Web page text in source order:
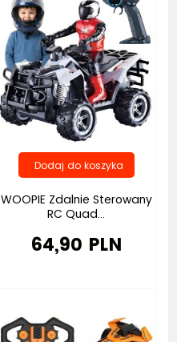
WOOPIE Zdalnie Sterowany
RC Quad...
64,90 PLN